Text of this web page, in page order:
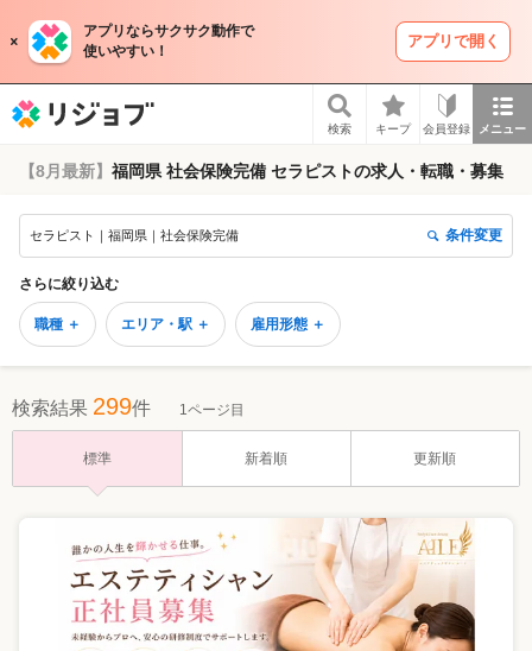
アプリならサクサク動作で
使いやすい！
アプリで開く
検索 キープ 会員登録 メニュー
【8月最新】 福岡県 社会保険完備 セラピストの求人・転職・募集
セラピスト｜福岡県｜社会保険完備 条件変更
さらに絞り込む
職種 ＋ エリア・駅 ＋ 雇用形態 ＋
検索結果 299件 1ページ目
標準 新着順 更新順